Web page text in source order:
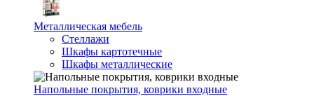
Металлическая мебель
Стеллажи
Шкафы картотечные
Шкафы металлические
Напольные покрытия, коврики входные